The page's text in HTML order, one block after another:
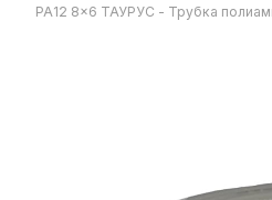
PA12 8x6 ТАУРУС - Трубка